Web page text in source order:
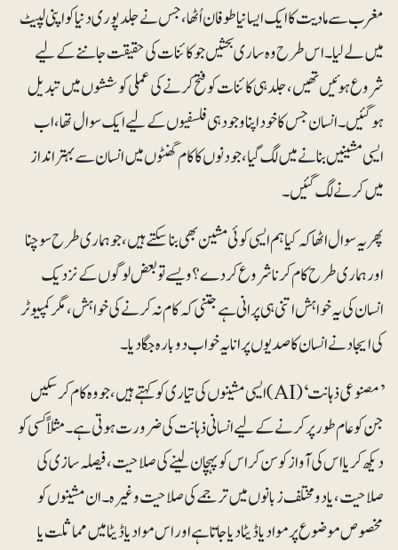
مغرب سے مادیت کا ایک ایسا نیا طوفان اُٹھا، جس نے جلد پوری دنیا کو اپنی لپیٹ
میں لے لیا۔ اس طرح وہ ساری بحثیں جو کائنات کی حقیقت جاننے کے لیے
شروع ہوئیں تھیں، جلد ہی کائنات کو فتح کرنے کی عملی کوششوں میں تبدیل
ہوگئیں۔ انسان جس کا خود اپنا وجود ہی فلسفیوں کے لیے ایک سوال تھا، اب
ایسی مشینیں بنانے میں لگ گیا، جو دنوں کا کام گھنٹوں میں انسان سے بہتر انداز
میں کرنے لگ گئیں۔
پھر یہ سوال اٹھا کہ کیا ہم ایسی کوئی مشین بھی بناسکتے ہیں، جو ہماری طرح سوچنا
اور ہماری طرح کام کرنا شروع کردے ؟ ویسے تو بعض لوگوں کے نزدیک
انسان کی یہ خواہش اتنی ہی پرانی ہے جتنی کہ کام نہ کرنے کی خواہش، مگر کمپیوٹر
کی ایجاد نے انسان کا صدیوں پرانا یہ خواب دوبارہ جگادیا۔
’مصنوعی ذہانت‘ (AI)ایسی مشینوں کی تیاری کو کہتے ہیں، جو وہ کام کرسکیں
جن کو عام طور پر کرنے کے لیے انسانی ذہانت کی ضرورت ہوتی ہے۔ مثلاً کسی کو
دیکھ کر یا اس کی آوازکو سن کراس کو پہچان لینے کی صلاحیت، فیصلہ سازی کی
صلاحیت، یا دو مختلف زبانوں میں ترجمے کی صلاحیت وغیرہ۔ ان مشینوں کو
مخصوص موضوع پر مواد یا ڈیٹا دیا جاتا ہے اور اس مواد یا ڈیٹا میں مماثلت یا